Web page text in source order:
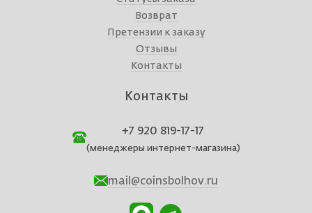
Возврат
Претензии к заказу
Отзывы
Контакты
Контакты
+7 920 819-17-17
(менеджеры интернет-магазина)
mail@coinsbolhov.ru